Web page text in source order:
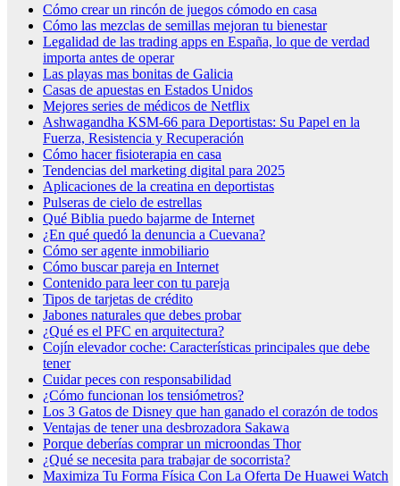
Cómo crear un rincón de juegos cómodo en casa
Cómo las mezclas de semillas mejoran tu bienestar
Legalidad de las trading apps en España, lo que de verdad
importa antes de operar
Las playas mas bonitas de Galicia
Casas de apuestas en Estados Unidos
Mejores series de médicos de Netflix
Ashwagandha KSM-66 para Deportistas: Su Papel en la
Fuerza, Resistencia y Recuperación
Cómo hacer fisioterapia en casa
Tendencias del marketing digital para 2025
Aplicaciones de la creatina en deportistas
Pulseras de cielo de estrellas
Qué Biblia puedo bajarme de Internet
¿En qué quedó la denuncia a Cuevana?
Cómo ser agente inmobiliario
Cómo buscar pareja en Internet
Contenido para leer con tu pareja
Tipos de tarjetas de crédito
Jabones naturales que debes probar
¿Qué es el PFC en arquitectura?
Cojín elevador coche: Características principales que debe
tener
Cuidar peces con responsabilidad
¿Cómo funcionan los tensiómetros?
Los 3 Gatos de Disney que han ganado el corazón de todos
Ventajas de tener una desbrozadora Sakawa
Porque deberías comprar un microondas Thor
¿Qué se necesita para trabajar de socorrista?
Maximiza Tu Forma Física Con La Oferta De Huawei Watch